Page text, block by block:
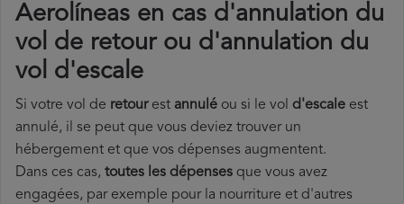
Aerolíneas en cas d'annulation du
vol de retour ou d'annulation du
vol d'escale
Si votre vol de retourest annulé ou si le vol d'escale est
annulé, il se peut que vous deviez trouver un
hébergement et que vos dépenses augmentent.
Dans ces cas, toutes les dépenses que vous avez
engagées, par exemple pour la nourriture et d'autres